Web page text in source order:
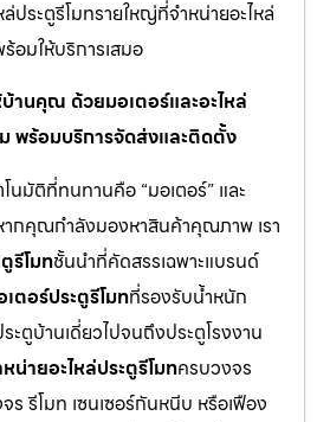
ล่ประตูรีโมทรายใหญ่ที่จำหน่ายอะไหล่
อมให้บริการเสมอ
านคุณ ด้วยมอเตอร์และอะไหล่
พร้อมบริการจัดส่งและติดตั้ง
มัติที่ทนทานคือ “มอเตอร์” และ
ากคุณกำลังมองหาสินค้าคุณภาพ เรา
รีโมทชั้นนำที่คัดสรรเฉพาะแบรนด์
ตอร์ประตูรีโมทที่รองรับน้ำหนัก
ะตูบ้านเดี่ยวไปจนถึงประตูโรงงาน
น่ายอะไหล่ประตูรีโมทครบวงจร
ร รีโมท เซนเซอร์กันหนีบ หรือเฟือง